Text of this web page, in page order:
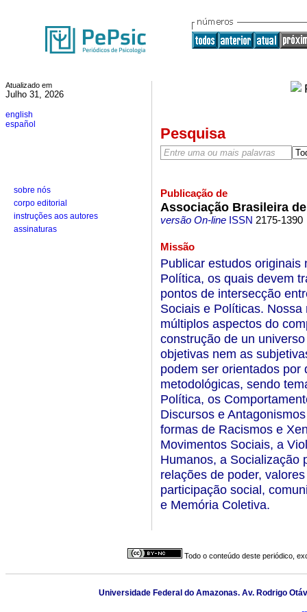
Atualizado em
Julho 31, 2026
english
español
sobre nós
corpo editorial
instruções aos autores
assinaturas
Pesquisa
Publicação de
Associação Brasileira
versão On-lineISSN 2175-1390
Missão
Publicar estudos originais
Política, os quais devem
pontos de intersecção
Sociais e Políticas.
múltiplos aspectos do
construção de un
objetivas nem as
podem ser orientados por
metodológicas, sendo
Política, os
Discursos e
formas de Racismos e
Movimentos Sociais, a
Humanos, a Socialização
relações de poder,
participação social,
e Memória Coletiva.
Todo o conteúdo deste periódico,
Universidade Federal do Amazonas. Av. Rodrigo